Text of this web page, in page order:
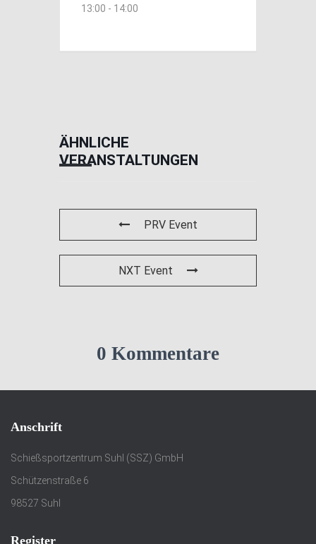
13:00 - 14:00
ÄHNLICHE
VERANSTALTUNGEN
PRV Event
NXT Event
0 Kommentare
Anschrift
Schießsportzentrum Suhl (SSZ) GmbH
Schützenstraße 6
98527 Suhl
Register